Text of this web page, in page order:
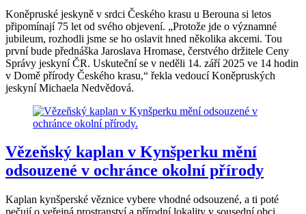
Koněpruské jeskyně v srdci Českého krasu u Berouna si letos
připomínají 75 let od svého objevení. „Protože jde o významné
jubileum, rozhodli jsme se ho oslavit hned několika akcemi. Tou
první bude přednáška Jaroslava Hromase, čerstvého držitele Ceny
Správy jeskyní ČR. Uskuteční se v neděli 14. září 2025 ve 14 hodin
v Domě přírody Českého krasu,“ řekla vedoucí Koněpruských
jeskyní Michaela Nedvědová.
Vězeňský kaplan v Kynšperku mění
odsouzené v ochránce okolní přírody
Kaplan kynšperské věznice vybere vhodné odsouzené, a ti poté